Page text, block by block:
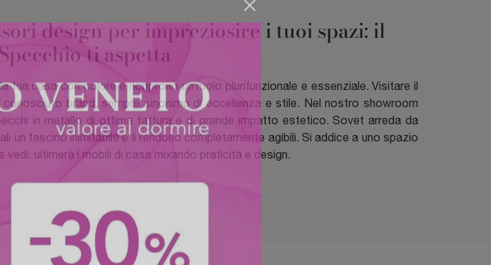
design per impreziosire i tuoi spazi: il
ti aspetta
casa con colore e ricoprono un ruolo plurifunzionale e essenziale. Visitare il
brand, sempre sinonimo di eccellenza e stile. Nel nostro showroom
in metallo di ottima fattura e di grande impatto estetico. Sovet arreda da
un fascino inimitabile e li rendono completamente agibili. Si addice a uno spazio
ultimerà i mobili di casa mixando praticità e design.